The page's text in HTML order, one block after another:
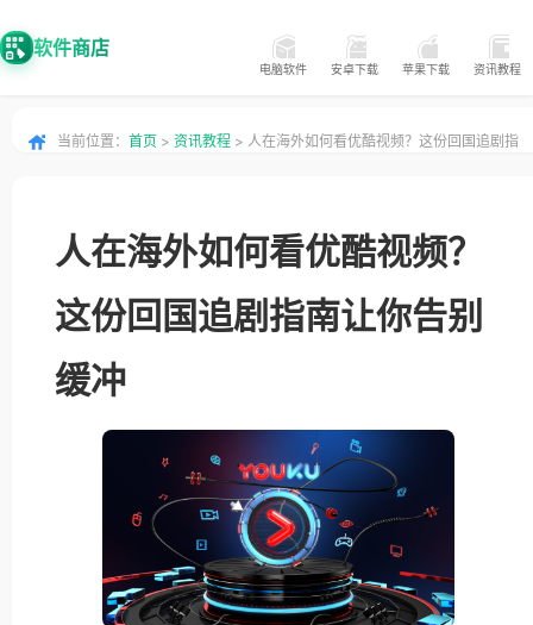
软件商店
电脑软件 安卓下载 苹果下载 资讯教程
当前位置： 首页 > 资讯教程 > 人在海外如何看优酷视频？这份回国追剧指
人在海外如何看优酷视频？
这份回国追剧指南让你告别
缓冲